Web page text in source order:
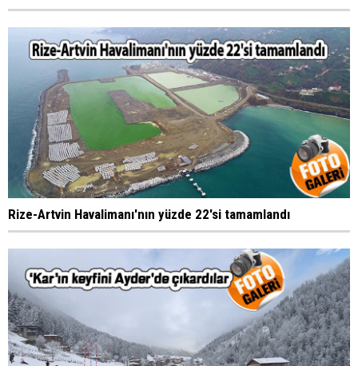
Rize-Artvin Havalimanı'nın yüzde 22'si tamamlandı